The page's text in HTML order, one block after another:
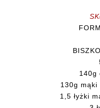
140g
130g mąki
1,5 łyżki